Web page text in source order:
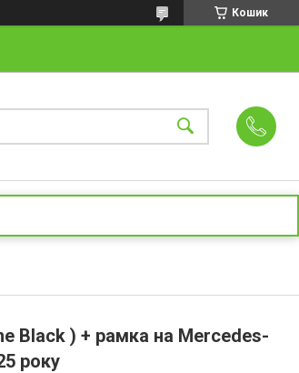
Кошик
Black ) + рамка на Mercedes-
року